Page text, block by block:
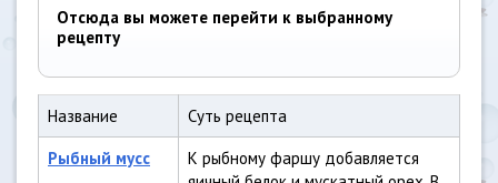
Отсюда вы можете перейти к выбранному
рецепту
Название
Суть рецепта
Рыбный мусс
К рыбному фаршу добавляется